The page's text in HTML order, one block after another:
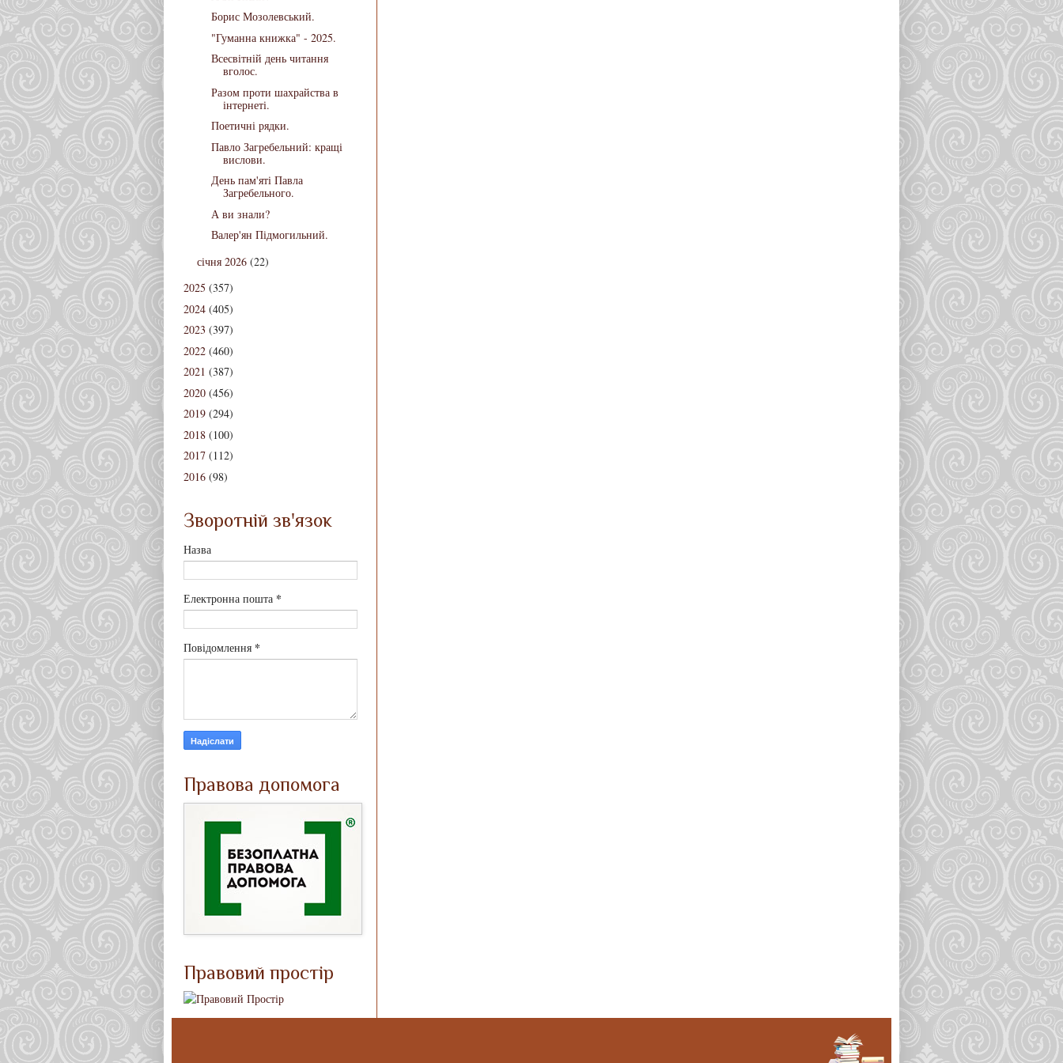
Борис Мозолевський.
"Гуманна книжка" - 2025.
Всесвітній день читання
вголос.
Разом проти шахрайства в
інтернеті.
Поетичні рядки.
Павло Загребельний: кращі
вислови.
День пам'яті Павла
Загребельного.
А ви знали?
Валер'ян Підмогильний.
січня 2026 (22)
2025 (357)
2024 (405)
2023 (397)
2022 (460)
2021 (387)
2020 (456)
2019 (294)
2018 (100)
2017 (112)
2016 (98)
Зворотній зв'язок
Назва
Електронна пошта *
Повідомлення *
Правова допомога
Правовий простір